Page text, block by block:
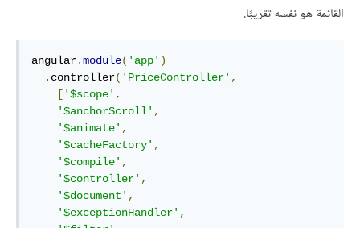
القائمة هو نفسه تقريبًا.
angular.module( 'app' )
. controller( 'PriceController' ,
[ '$scope' ,
'$anchorScroll' ,
'$animate' ,
'$cacheFactory' ,
'$compile' ,
'$controller' ,
'$document' ,
'$exceptionHandler' ,